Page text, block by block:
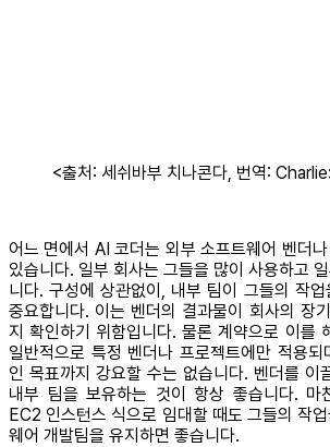
<출처: 세쉬바부 치나콘다, 번역:
어느 면에서 AI 코더는 외부 소프트웨어 벤더
있습니다. 일부 회사는 그들을 많이 사용하고
니다. 구성에 상관없이, 내부 팀이 그들의 작
중요합니다. 이는 벤더의 결과물이 회사의 장
지 확인하기 위함입니다. 물론 계약으로 이를
일반적으로 특정 벤더나 프로젝트에만 적용
인 목표까지 강요할 수는 없습니다. 벤더를 이
내부 팀을 보유하는 것이 항상 좋습니다. 마
EC2 인스턴스 식으로 임대할 때도 그들의 작
웨어 개발팀을 유지하면 좋습니다.